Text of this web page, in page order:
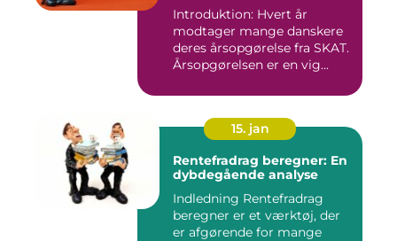
Introduktion: Hvert år
modtager mange danskere
deres årsopgørelse fra SKAT.
Årsopgørelsen er en vig...
15. jan
Rentefradrag beregner: En
dybdegående analyse
Indledning Rentefradrag
beregner er et værktøj, der
er afgørende for mange